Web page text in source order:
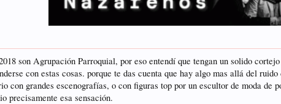
son Agrupación Parroquial, por eso entendí que tengan un solido
con estas cosas. porque te das cuenta que hay algo mas allá del
con grandes escenografías, o con figuras top por un escultor de moda de
precisamente esa sensación.